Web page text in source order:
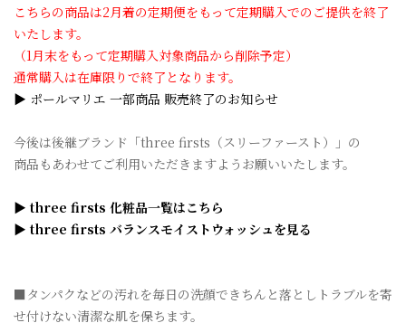
こちらの商品は2月着の定期便をもって定期購入でのご提供を終了
いたします。
（1月末をもって定期購入対象商品から削除予定）
通常購入は在庫限りで終了となります。
▶ ポールマリエ 一部商品 販売終了のお知らせ
今後は後継ブランド「three firsts（スリーファースト）」の
商品もあわせてご利用いただきますようお願いいたします。
▶ three firsts 化粧品一覧はこちら
▶ three firsts バランスモイストウォッシュを見る
■タンパクなどの汚れを毎日の洗顔できちんと落としトラブルを寄
せ付けない清潔な肌を保ちます。